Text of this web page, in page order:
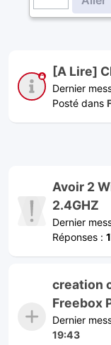
[A Lire]
Dernier
Posté dans
Avoir 2
2.4GHZ
Dernier
Réponses :
creation
Freebox
Dernier
19:43